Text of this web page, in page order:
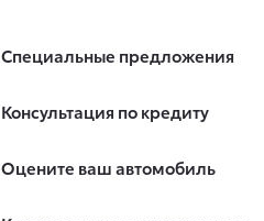
Специальные предложения
Консультация по кредиту
Оцените ваш автомобиль